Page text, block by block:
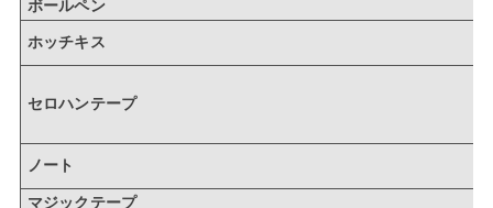
ボールペン
ホッチキス
セロハンテープ
ノート
マジックテープ